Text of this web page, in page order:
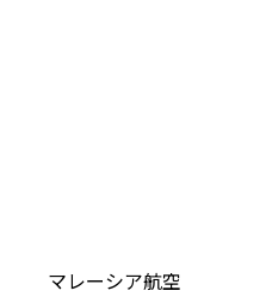
マレーシア航空